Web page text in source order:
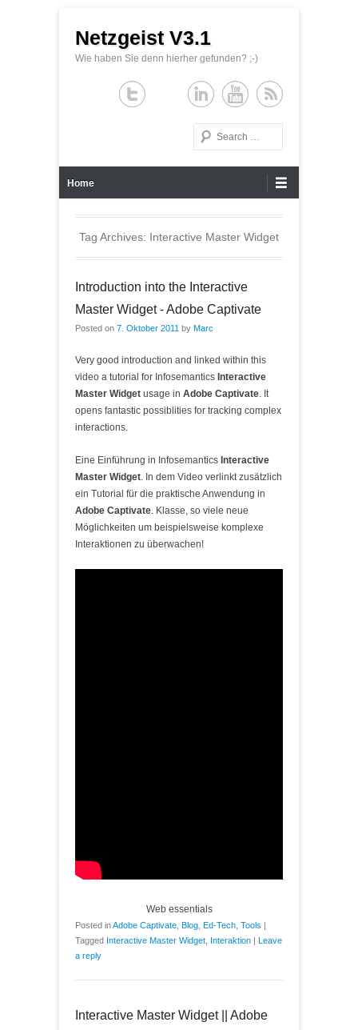
Netzgeist V3.1
Wie haben Sie denn hierher gefunden? ;-)
Search
Home
Tag Archives: Interactive Master Widget
Introduction into the Interactive
Master Widget - Adobe Captivate
Posted on 7. Oktober 2011 by Marc
Very good introduction and linked within this
video a tutorial for Infosemantics Interactive
Master Widget usage in Adobe Captivate. It
opens fantastic possiblities for tracking complex
interactions.
Eine Einführung in Infosemantics Interactive
Master Widget. In dem Video verlinkt zusätzlich
ein Tutorial für die praktische Anwendung in
Adobe Captivate. Klasse, so viele neue
Möglichkeiten um beispielsweise komplexe
Interaktionen zu überwachen!
Web essentials
Posted inAdobe Captivate Blog Ed-Tech Tools |
Tagged Interactive Master Widget Interaktion | Leave
a reply
Interactive Master Widget || Adobe